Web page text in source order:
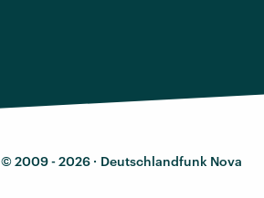
© 2009 - 2026 · Deutschlandfunk Nova